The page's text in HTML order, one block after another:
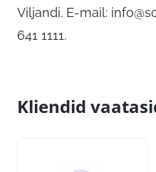
Viljandi. E-mail:
641 1111.
Kliendid